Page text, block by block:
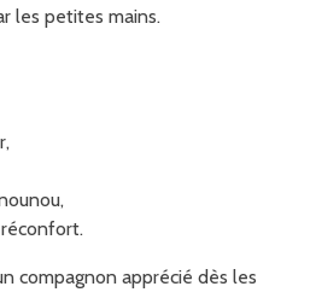
les petites mains.
compagnon apprécié dès les